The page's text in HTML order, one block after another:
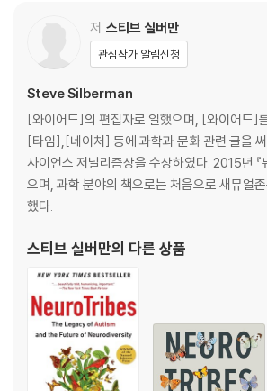
다.”_ 올리버 색스의 서문에서
ut autism and suggests a broader model
erstanding, and full participation in
k differently.
What is autism? A lifelong disability, or a
m of cognitive difference akin to certain
ety depends on our understanding it.
Silberman unearths the secret history of
sed by the same clinicians who became
g it, and finds surprising answers to the
y the number of diagnoses has soared in
Going back to the earliest days of autism
저 스티브 실버만
관심작가 알림신청
Steve Silberman
[와이어드]의 편집자로 일했으며, [와이어드]
[타임],[네이처] 등에 과학과 문화 관련 글을
사이언스 저널리즘상을 수상하였다. 2015년 『
으며, 과학 분야의 책으로는 처음으로 새뮤얼
했다.
스티브 실버만의 다른 상품